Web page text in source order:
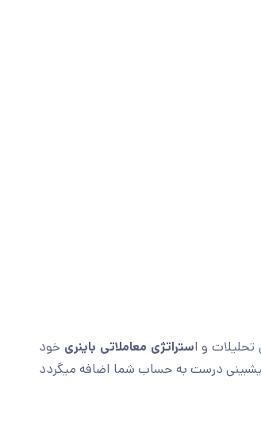
ستراتژی معاملاتی باینری خود
درست به حساب شما اضافه میگردد